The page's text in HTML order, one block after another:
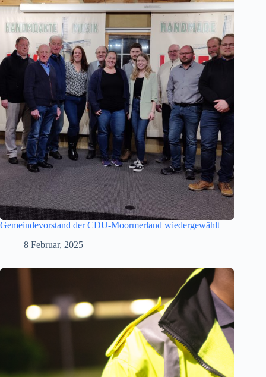
Gemeindevorstand der CDU-Moormerland wiedergewählt
8 Februar, 2025